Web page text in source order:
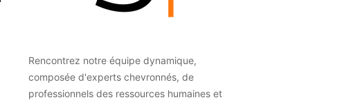
Rencontrez notre équipe dynamique,
composée d'experts chevronnés, de
professionnels des ressources humaines et